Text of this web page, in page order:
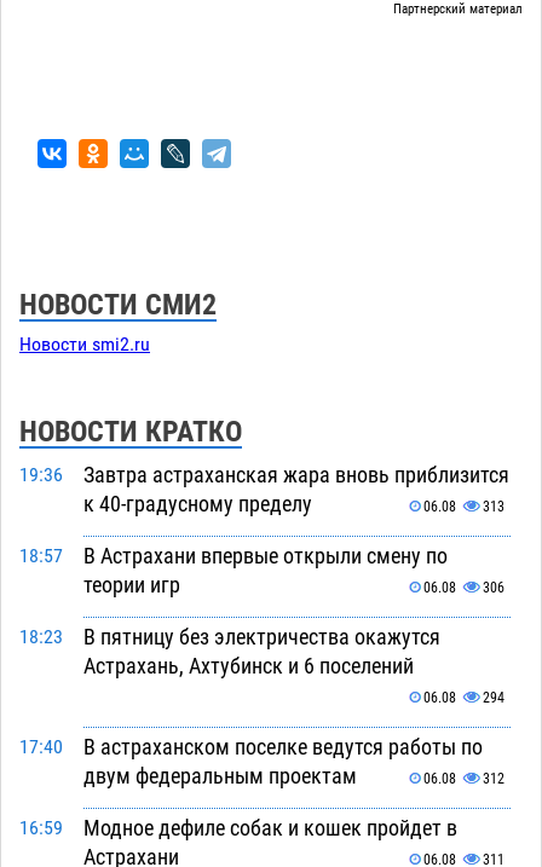
Партнерский материал
НОВОСТИ СМИ2
Новости smi2.ru
НОВОСТИ КРАТКО
19:36
Завтра астраханская жара вновь приблизится
к 40-градусному пределу
06.08 313
18:57
В Астрахани впервые открыли смену по
теории игр
06.08 306
18:23
В пятницу без электричества окажутся
Астрахань, Ахтубинск и 6 поселений
06.08 294
17:40
В астраханском поселке ведутся работы по
двум федеральным проектам
06.08 312
16:59
Модное дефиле собак и кошек пройдет в
Астрахани
06.08 311